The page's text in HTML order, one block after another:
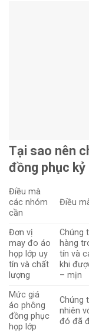
Tại sao nên
đồng phục kỷ
Điều mà
các nhóm
cần
Điều
Đơn vị
may đo áo
họp lớp uy
tín và chất
lượng
Chúng
hàng
tín và
khi
– mịn
Mức giá
áo phông
đồng phục
họp lớp
Chúng
nhiên
đó đã